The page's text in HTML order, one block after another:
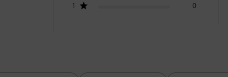
1
0